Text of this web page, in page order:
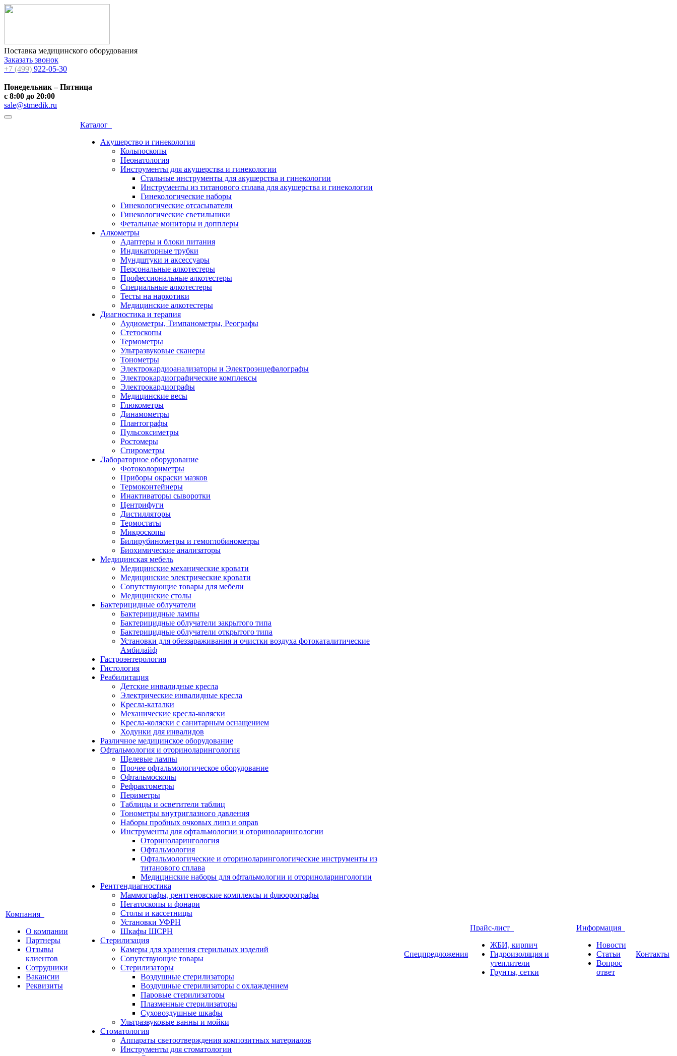
Поставка медицинского оборудования
Заказать звонок
+7 (499) 922-05-30
Понедельник – Пятница
с 8:00 до 20:00
sale@stmedik.ru
Компания
О компании
Партнеры
Отзывы
клиентов
Сотрудники
Вакансии
Реквизиты
Каталог
Акушерство и гинекология
Кольпоскопы
Неонатология
Инструменты для акушерства и гинекологии
Стальные инструменты для акушерства и гинекологии
Инструменты из титанового сплава для акушерства и гинекологии
Гинекологические наборы
Гинекологические отсасыватели
Гинекологические светильники
Фетальные мониторы и допплеры
Алкометры
Адаптеры и блоки питания
Индикаторные трубки
Мундштуки и аксессуары
Персональные алкотестеры
Профессиональные алкотестеры
Специальные алкотестеры
Тесты на наркотики
Медицинские алкотестеры
Диагностика и терапия
Аудиометры, Тимпанометры, Реографы
Стетоскопы
Термометры
Ультразвуковые сканеры
Тонометры
Электрокардиоанализаторы и Электроэнцефалографы
Электрокардиографические комплексы
Электрокардиографы
Медицинские весы
Глюкометры
Динамометры
Плантографы
Пульсоксиметры
Ростомеры
Спирометры
Лабораторное оборудование
Фотоколориметры
Приборы окраски мазков
Термоконтейнеры
Инактиваторы сыворотки
Центрифуги
Дистилляторы
Термостаты
Микроскопы
Билирубинометры и гемоглобинометры
Биохимические анализаторы
Медицинская мебель
Медицинские механические кровати
Медицинские электрические кровати
Сопутствующие товары для мебели
Медицинские столы
Бактерицидные облучатели
Бактерицидные лампы
Бактерицидные облучатели закрытого типа
Бактерицидные облучатели открытого типа
Установки для обеззараживания и очистки воздуха фотокаталитические
Амбилайф
Гастроэнтерология
Гистология
Реабилитация
Детские инвалидные кресла
Электрические инвалидные кресла
Кресла-каталки
Механические кресла-коляски
Кресла-коляски с санитарным оснащением
Ходунки для инвалидов
Различное медицинское оборудование
Офтальмология и оториноларингология
Щелевые лампы
Прочее офтальмологическое оборудование
Офтальмоскопы
Рефрактометры
Периметры
Таблицы и осветители таблиц
Тонометры внутриглазного давления
Наборы пробных очковых линз и оправ
Инструменты для офтальмологии и оториноларингологии
Оториноларингология
Офтальмология
Офтальмологические и оториноларингологические инструменты из
титанового сплава
Медицинские наборы для офтальмологии и оториноларингологии
Рентгендиагностика
Маммографы, рентгеновские комплексы и флюорографы
Негатоскопы и фонари
Столы и кассетницы
Установки УФРН
Шкафы ШСРН
Стерилизация
Камеры для хранения стерильных изделий
Сопутствующие товары
Стерилизаторы
Воздушные стерилизаторы
Воздушные стерилизаторы с охлаждением
Паровые стерилизаторы
Плазменные стерилизаторы
Суховоздушные шкафы
Ультразвуковые ванны и мойки
Стоматология
Аппараты светоотверждения композитных материалов
Инструменты для стоматологии
Спецпредложения
Прайс-лист
ЖБИ, кирпич
Гидроизоляция и
утеплители
Грунты, сетки
Информация
Новости
Статьи
Вопрос
ответ
Контакты